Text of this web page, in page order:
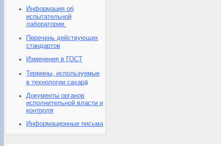
Информация об
испытательной
лаборатории
Перечень действующих
стандартов
Изменения в ГОСТ
Термины, используемые
в технологии сахара
Документы органов
исполнительной власти и
контроля
Информационные письма